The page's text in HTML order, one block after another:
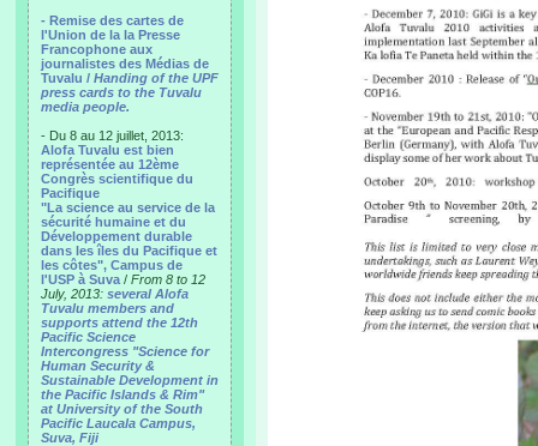
- Remise des cartes de
l'Union de la la Presse
Francophone aux
journalistes des Médias de
Tuvalu / Handing of the UPF
press cards to the Tuvalu
media people.
- Du 8 au 12 juillet, 2013:
Alofa Tuvalu est bien
représentée au 12ème
Congrès scientifique du
Pacifique
"La science au service de la
sécurité humaine et du
Développement durable
dans les îles du Pacifique et
les côtes", Campus de
l'USP à Suva / From 8 to 12
July, 2013: several Alofa
Tuvalu members and
supports attend the 12th
Pacific Science
Intercongress "Science for
Human Security &
Sustainable Development in
the Pacific Islands & Rim"
at University of the South
Pacific Laucala Campus,
Suva, Fiji